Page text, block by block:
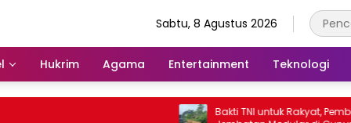
Sabtu, 8 Agustus 2026
Hukrim Agama Entertainment Teknologi
Bakti TNI untuk Rakyat, Pembangunan